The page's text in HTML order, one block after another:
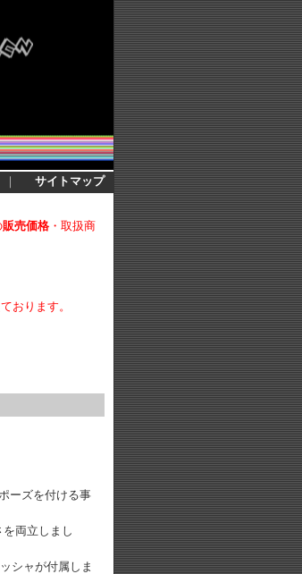
｜
サイトマップ
販売価格 ・取扱商
おります。
ーズを付ける事
両立しまし
シャが付属しま